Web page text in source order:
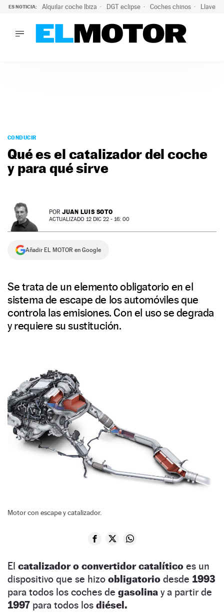
ES NOTICIA: Alquilar coche Ibiza DGT eclipse Coches chinos Llaves
PODCAST
MOTOS
TECNOLOGÍA
SUPERCOCHES
PREMIOS
SERVICIOS
CONDUCIR
Qué es el catalizador del coche
y para qué sirve
POR JUAN LUIS SOTO
ACTUALIZADO 12 DIC 22 - 16: 00
Añadir EL MOTOR en Google
Se trata de un elemento obligatorio en el
sistema de escape de los automóviles que
controla las emisiones. Con el uso se degrada
y requiere su sustitución.
Motor con escape y catalizador.
El catalizador o convertidor catalítico es un
dispositivo que se hizo obligatorio desde 1993
para todos los coches de gasolina y a partir de
1997 para todos los diésel.